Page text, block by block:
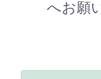
へお願